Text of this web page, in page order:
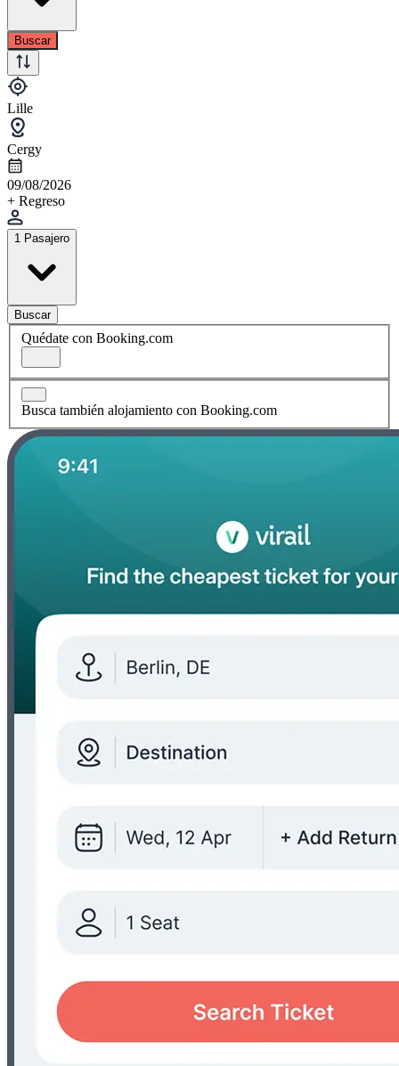
Buscar
Lille
Cergy
09/08/2026
+ Regreso
1 Pasajero
Buscar
Quédate con Booking.com
Busca también alojamiento con Booking.com